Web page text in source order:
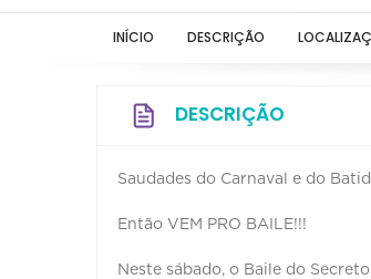
INÍCIO DESCRIÇÃO
DESCRIÇÃO
Saudades do Carnaval e do
Então VEM PRO BAILE!!!
Neste sábado, o Baile do